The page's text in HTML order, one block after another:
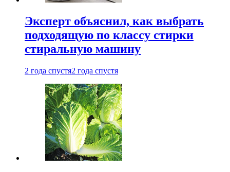
Эксперт объяснил, как выбрать
подходящую по классу стирки
стиральную машину
2 года спустя2 года спустя